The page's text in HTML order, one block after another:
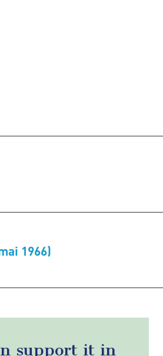
1966)
support it in